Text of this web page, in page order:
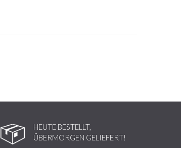
HEUTE BESTELLT,
ÜBERMORGEN GELIEFERT!